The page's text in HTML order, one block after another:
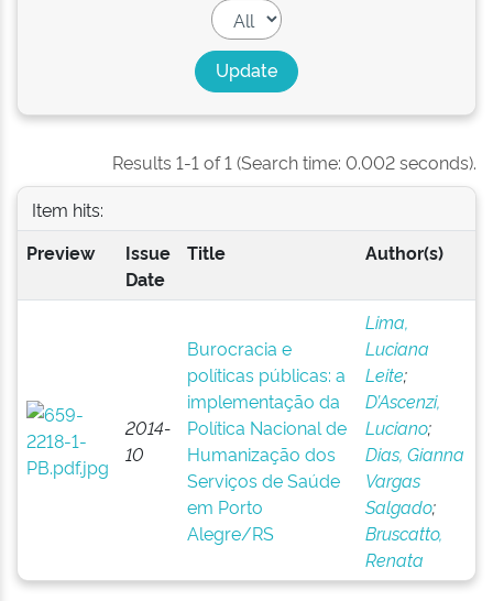
Results 1-1 of 1 (Search time: 0.002 seconds).
Item hits:
Preview
Issue
Date
Title Author(s)
2014-
10
Burocracia e
políticas públicas: a
implementação da
Política Nacional de
Humanização dos
Serviços de Saúde
em Porto
Alegre/RS
Lima,
Luciana
Leite;
D’Ascenzi,
Luciano;
Dias, Gianna
Vargas
Salgado;
Bruscatto,
Renata